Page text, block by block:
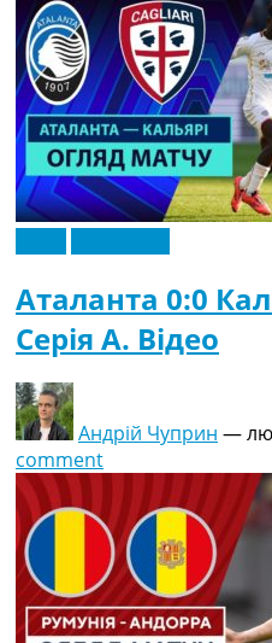
Аталанта 0:0
Серія A. Відео
Андрій Чуприн —
comment